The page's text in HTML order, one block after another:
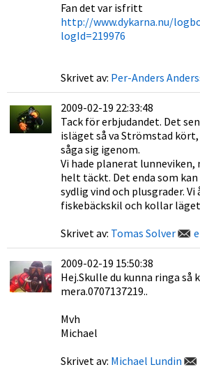
Fan det var isfritt
http://www.dykarna.nu/
logId=219976
Skrivet av: Per-Anders
2009-02-19 22:33:48
Tack för erbjudandet. Det
isläget så va Strömstad
såga sig igenom.
Vi hade planerat lunneviken,
helt täckt. Det enda som
sydlig vind och plusgrader.
fiskebäckskil och kollar
Skrivet av: Tomas Solver
2009-02-19 15:50:38
Hej.Skulle du kunna ringa så
mera.0707137219..
Mvh
Michael
Skrivet av: Michael Lundin